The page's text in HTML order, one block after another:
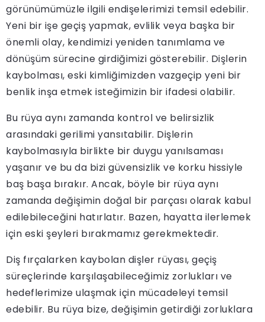
görünümümüzle ilgili endişelerimizi temsil edebilir.
Yeni bir işe geçiş yapmak, evlilik veya başka bir
önemli olay, kendimizi yeniden tanımlama ve
dönüşüm sürecine girdiğimizi gösterebilir. Dişlerin
kaybolması, eski kimliğimizden vazgeçip yeni bir
benlik inşa etmek isteğimizin bir ifadesi olabilir.
Bu rüya aynı zamanda kontrol ve belirsizlik
arasındaki gerilimi yansıtabilir. Dişlerin
kaybolmasıyla birlikte bir duygu yanılsaması
yaşanır ve bu da bizi güvensizlik ve korku hissiyle
baş başa bırakır. Ancak, böyle bir rüya aynı
zamanda değişimin doğal bir parçası olarak kabul
edilebileceğini hatırlatır. Bazen, hayatta ilerlemek
için eski şeyleri bırakmamız gerekmektedir.
Diş fırçalarken kaybolan dişler rüyası, geçiş
süreçlerinde karşılaşabileceğimiz zorlukları ve
hedeflerimize ulaşmak için mücadeleyi temsil
edebilir. Bu rüya bize, değişimin getirdiği zorluklara